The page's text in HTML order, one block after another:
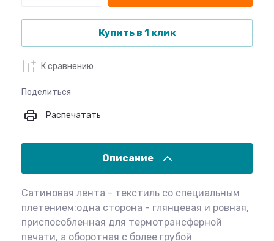
Купить в 1 клик
К сравнению
Поделиться
Распечатать
Описание
Сатиновая лента - текстиль со специальным
плетением:одна сторона - глянцевая и ровная,
приспособленная для термотрансферной
печати, а оборотная с более грубой